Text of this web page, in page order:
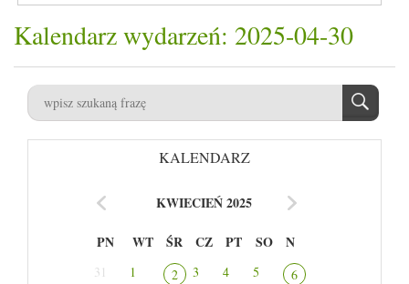
Kalendarz wydarzeń: 2025-04-30
KALENDARZ
KWIECIEŃ 2025
PN WT ŚR CZ PT SO N
31 1 2 3 4 5
6